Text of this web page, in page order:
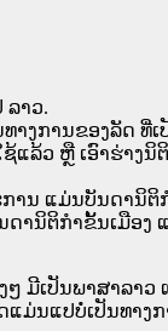
ລາວ.
ງ​ການ​ຂອງ​ລັດ ທີ່​ເ
ແລ້ວ ຫຼື ເອົາຮ່າງ
ານ ​ແມ່ນ​ບັນ​ດາ​ນິ​ຕິ​
ານິ​ຕິ​ກຳ​ຂັ້ນ​ເມືອງ
ມີເປັນພາສາລາວ
ມ່ນແປບໍ່ເປັນທາງ